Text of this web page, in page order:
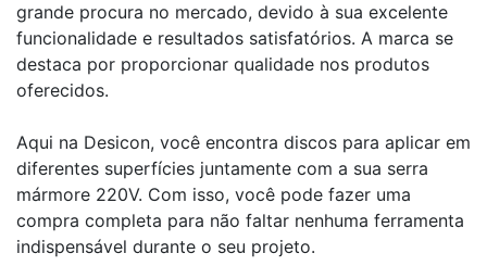
grande procura no mercado, devido à sua excelente
funcionalidade e resultados satisfatórios. A marca se
destaca por proporcionar qualidade nos produtos
oferecidos.
Aqui na Desicon, você encontra discos para aplicar em
diferentes superfícies juntamente com a sua serra
mármore 220V. Com isso, você pode fazer uma
compra completa para não faltar nenhuma ferramenta
indispensável durante o seu projeto.